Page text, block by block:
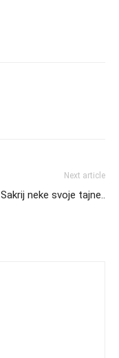
Next article
Sakrij neke svoje tajne..